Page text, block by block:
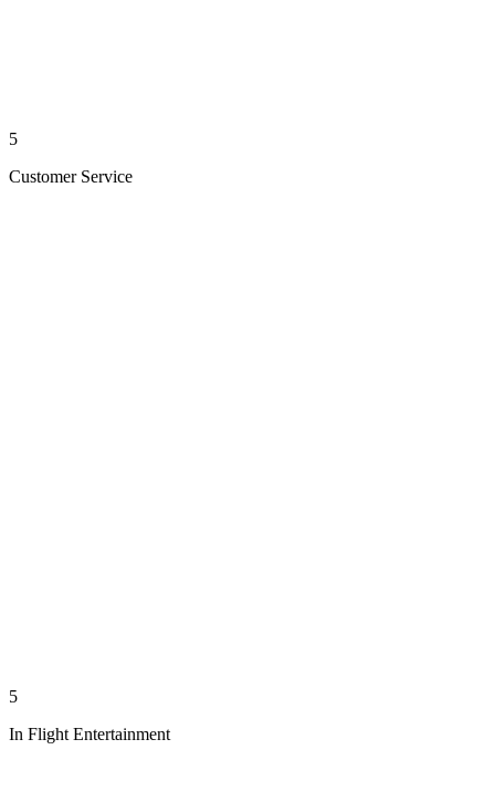
5
Customer Service
5
In Flight Entertainment